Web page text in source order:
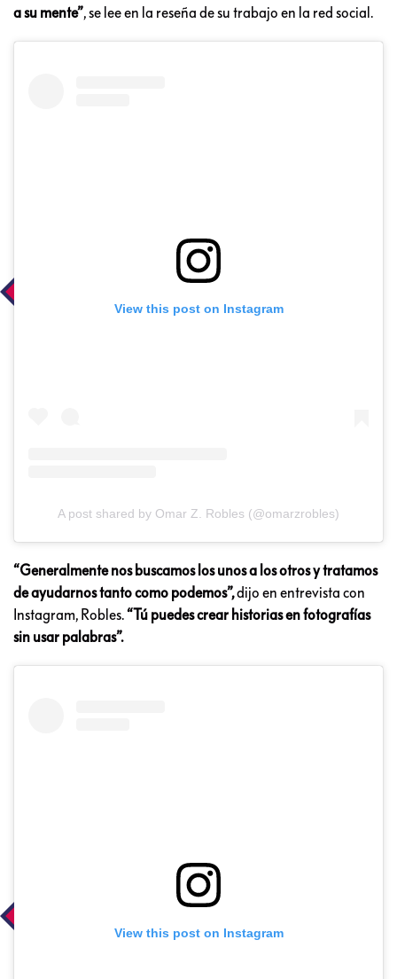
a su mente”, se lee en la reseña de su trabajo en la red social.
View this post on Instagram
A post shared by Omar Z. Robles (@omarzrobles)
“Generalmente nos buscamos los unos a los otros y tratamos
de ayudarnos tanto como podemos”,dijo en entrevista con
Instagram, Robles.“Tú puedes crear historias en fotografías
sin usar palabras”.
View this post on Instagram